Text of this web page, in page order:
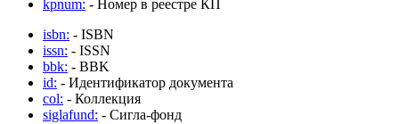
kpnum: - Номер в реестре КП
isbn: - ISBN
issn: - ISSN
bbk: - BBK
id: - Идентификатор документа
col: - Коллекция
siglafund: - Сигла-фонд